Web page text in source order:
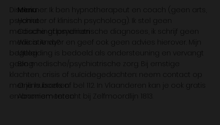
Menu
Home
Coachingdomeinen
Wie is Andy?
Uitleg
Blog
Online boeken
Abonnementen
Disclaimer: Ik ben hypnotherapeut en coach (geen arts,
psychiater of klinisch psycholoog). Ik stel geen
medische of psychiatrische diagnoses, ik schrijf geen
medicatie voor en geef ook geen advies hierover. Mijn
begeleiding is bedoeld als ondersteuning en vervangt
geen medische/psychiatrische zorg. Bij ernstige
klachten, crisis of suïcidegedachten: neem contact op
met je huisarts of bel 112. In Vlaanderen kan je ook gratis
en anoniem terecht bij Zelfmoordlijn 1813.